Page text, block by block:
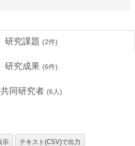
研究課題 (2件)
研究成果 (6件)
共同研究者 (6 人)